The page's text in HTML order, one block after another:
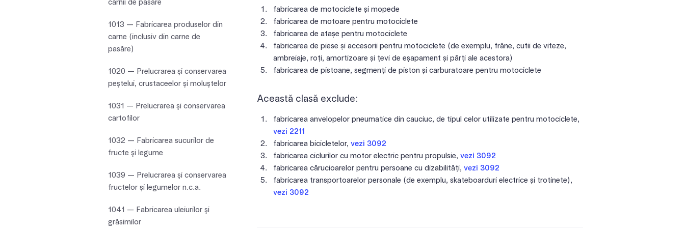
cărnii de pasăre
1013 — Fabricarea produselor din
carne (inclusiv din carne de
pasăre)
1020 — Prelucrarea şi conservarea
peştelui, crustaceelor şi moluştelor
1031 — Prelucrarea şi conservarea
cartofilor
1032 — Fabricarea sucurilor de
fructe şi legume
1039 — Prelucrarea şi conservarea
fructelor şi legumelor n.c.a.
1041 — Fabricarea uleiurilor şi
grăsimilor
fabricarea de motociclete și mopede
fabricarea de motoare pentru motociclete
fabricarea de atașe pentru motociclete
fabricarea de piese și accesorii pentru motociclete (de exemplu, frâne, cutii de viteze,
ambreiaje, roți, amortizoare și țevi de eșapament și părți ale acestora)
fabricarea de pistoane, segmenți de piston și carburatoare pentru motociclete
Această clasă exclude:
fabricarea anvelopelor pneumatice din cauciuc, de tipul celor utilizate pentru motociclete,
vezi 2211
fabricarea bicicletelor, vezi 3092
fabricarea ciclurilor cu motor electric pentru propulsie, vezi 3092
fabricarea cărucioarelor pentru persoane cu dizabilități, vezi 3092
fabricarea transportoarelor personale (de exemplu, skateboarduri electrice și trotinete),
vezi 3092